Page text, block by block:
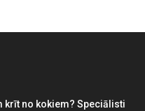
krīt no kokiem? Speciālisti